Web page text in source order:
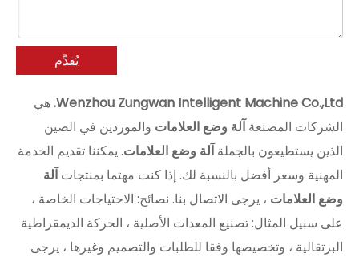
يُقدِّم
Wenzhou Zungwan Intelligent Machine Co.,Ltd. هي
الشركات المصنعة آلة وضع العلامات والموردين في الصين
الذين يستطيعون بالجملة آلة وضع العلامات. يمكننا تقديم الخدمة
المهنية وسعر أفضل بالنسبة لك. إذا كنت مهتما بمنتجات آلة
وضع العلامات ، يرجى الاتصال بنا. نصائح: الاحتياجات الخاصة ،
على سبيل المثال: تصنيع المعدات الأصلية ، الحركة الديمقراطية
البرتقالية ، وتخصيصها وفقا للطلبات والتصميم وغيرها ، يرجى